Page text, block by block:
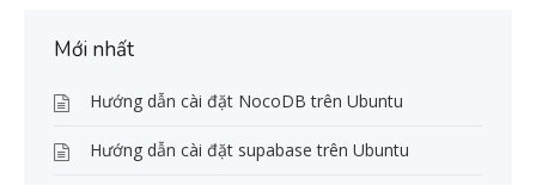
Mới nhất
Hướng dẫn cài đặt NocoDB trên Ubuntu
Hướng dẫn cài đặt supabase trên Ubuntu